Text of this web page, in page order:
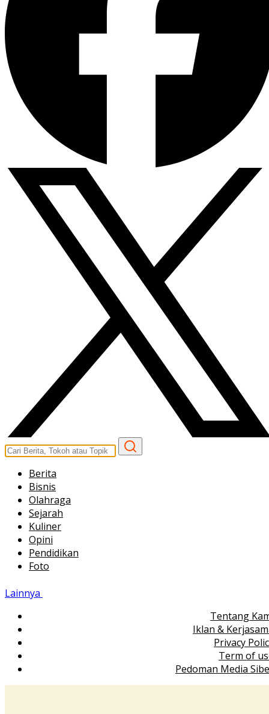
Berita
Bisnis
Olahraga
Sejarah
Kuliner
Opini
Pendidikan
Foto
Lainnya
Tentang
Iklan &
Privacy
Term of
Pedoman Media